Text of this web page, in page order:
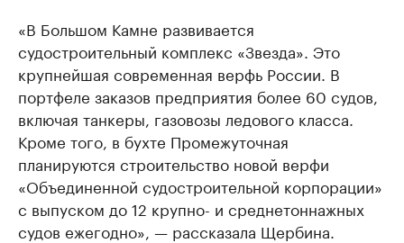
«В Большом Камне развивается
судостроительный комплекс «Звезда». Это
крупнейшая современная верфь России. В
портфеле заказов предприятия более 60 судов,
включая танкеры, газовозы ледового класса.
Кроме того, в бухте Промежуточная
планируются строительство новой верфи
«Объединенной судостроительной корпорации»
с выпуском до 12 крупно- и среднетоннажных
судов ежегодно», — рассказала Щербина.